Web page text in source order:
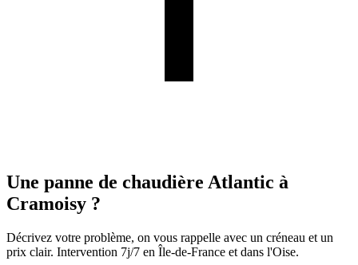
Une panne de chaudière Atlantic à
Cramoisy ?
Décrivez votre problème, on vous rappelle avec un créneau et un
prix clair. Intervention 7j/7 en Île-de-France et dans l'Oise.